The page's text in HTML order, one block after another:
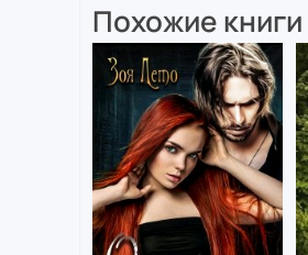
Похожие книги